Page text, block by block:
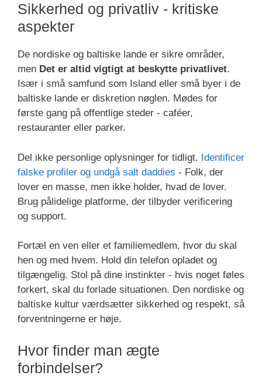
Sikkerhed og privatliv - kritiske
aspekter
De nordiske og baltiske lande er sikre områder,
men Det er altid vigtigt at beskytte privatlivet.
Især i små samfund som Island eller små byer i de
baltiske lande er diskretion nøglen. Mødes for
første gang på offentlige steder - caféer,
restauranter eller parker.
Del ikke personlige oplysninger for tidligt. Identificer
falske profiler og undgå salt daddies - Folk, der
lover en masse, men ikke holder, hvad de lover.
Brug pålidelige platforme, der tilbyder verificering
og support.
Fortæl en ven eller et familiemedlem, hvor du skal
hen og med hvem. Hold din telefon opladet og
tilgængelig. Stol på dine instinkter - hvis noget føles
forkert, skal du forlade situationen. Den nordiske og
baltiske kultur værdsætter sikkerhed og respekt, så
forventningerne er høje.
Hvor finder man ægte
forbindelser?